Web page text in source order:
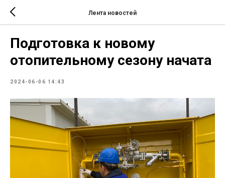
Лента новостей
Подготовка к новому
отопительному сезону начата
2024-06-06 14:43